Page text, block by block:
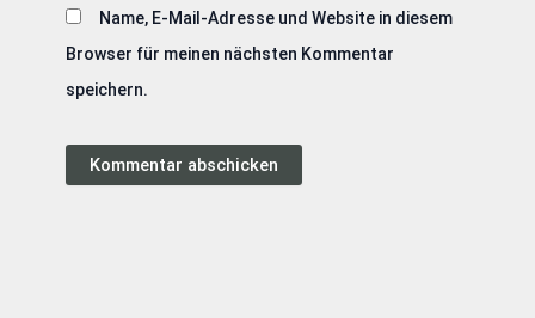
Name, E-Mail-Adresse und Website in diesem
Browser für meinen nächsten Kommentar
speichern.